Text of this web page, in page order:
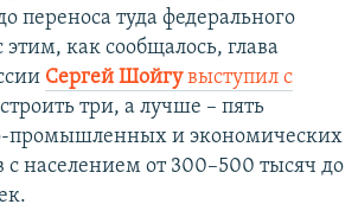
переноса туда федерального
этим, как сообщалось, глава
Сергей Шойгувыступил с
три, а лучше – пять
промышленных и экономических
с населением от 300–500 тысяч до